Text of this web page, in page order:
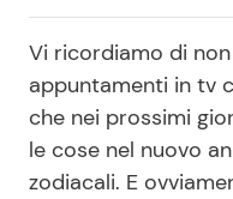
Vi ricordiamo di
appuntamenti in tv
che nei prossimi
le cose nel nuovo
zodiacali. E